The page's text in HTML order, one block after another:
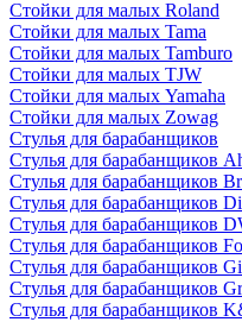
Стойки для малых Roland
Стойки для малых Tama
Стойки для малых Tamburo
Стойки для малых TJW
Стойки для малых Yamaha
Стойки для малых Zowag
Стулья для барабанщиков
Стулья для барабанщиков
Стулья для барабанщиков
Стулья для барабанщиков
Стулья для барабанщиков
Стулья для барабанщиков
Стулья для барабанщиков
Стулья для барабанщиков
Стулья для барабанщиков